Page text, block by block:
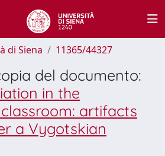
di Siena 11365/44327
del documento:
in the
artifacts
a Vygotskian